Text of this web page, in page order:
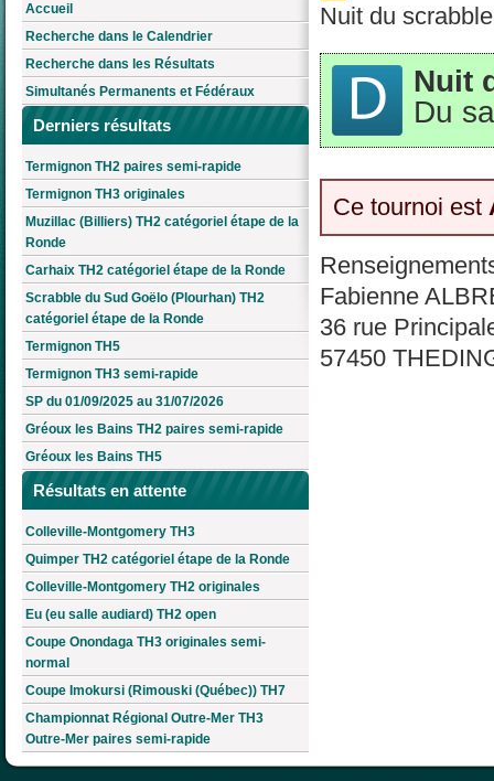
Accueil
Recherche dans le Calendrier
Recherche dans les Résultats
Simultanés Permanents et Fédéraux
Derniers résultats
Termignon TH2 paires semi-rapide
Termignon TH3 originales
Muzillac (Billiers) TH2 catégoriel étape de la
Ronde
Carhaix TH2 catégoriel étape de la Ronde
Scrabble du Sud Goëlo (Plourhan) TH2
catégoriel étape de la Ronde
Termignon TH5
Termignon TH3 semi-rapide
SP du 01/09/2025 au 31/07/2026
Gréoux les Bains TH2 paires semi-rapide
Gréoux les Bains TH5
Résultats en attente
Colleville-Montgomery TH3
Quimper TH2 catégoriel étape de la Ronde
Colleville-Montgomery TH2 originales
Eu (eu salle audiard) TH2 open
Coupe Onondaga TH3 originales semi-
normal
Coupe Imokursi (Rimouski (Québec)) TH7
Championnat Régional Outre-Mer TH3
Outre-Mer paires semi-rapide
Nuit du
Nuit
Du
Ce tournoi est
Fabienne
36 rue
57450